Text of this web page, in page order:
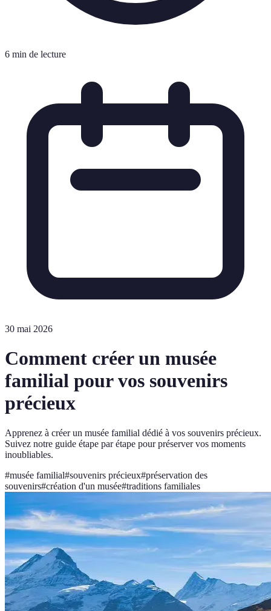
6 min de lecture
30 mai 2026
Comment créer un musée
familial pour vos souvenirs
précieux
Apprenez à créer un musée familial dédié à vos souvenirs précieux.
Suivez notre guide étape par étape pour préserver vos moments
inoubliables.
#musée familial#souvenirs précieux#préservation des
souvenirs#création d'un musée#traditions familiales